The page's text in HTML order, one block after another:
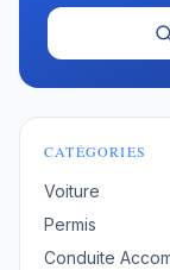
CATÉGORIES
Voiture
Permis
Conduite